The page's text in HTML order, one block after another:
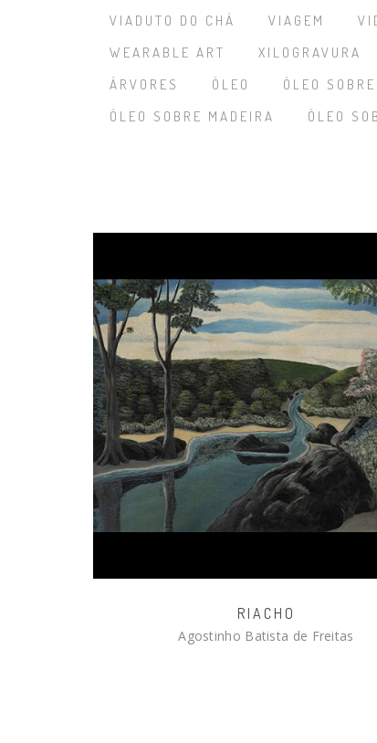
VIADUTO DO CHÁ
VIAGEM
WEARABLE ART
XILOGRAVURA
ÁRVORES
ÓLEO ÓLEO
ÓLEO SOBRE MADEIRA
ÓLEO
RIACHO
Agostinho Batista de Freitas